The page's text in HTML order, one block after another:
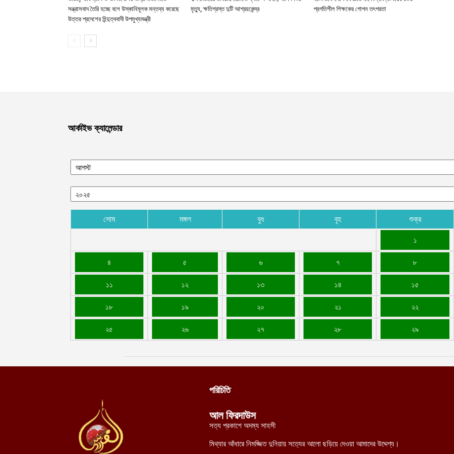
সন্ত্রাসবাদ তৈরি হচ্ছে বলে উস্কানিমূলক মন্তব্য করেছে
উত্তর প্রদেশের হিন্দুত্ববাদী উপমুখ্যমন্ত্রী
মৃত্যু, ক্ষতিগ্রস্ত দুটি আশ্রয়কেন্দ্র
প্রগতিশীল শিক্ষকের গোপন তৎপরতা
আর্কাইভ ক্যালেন্ডার
সোম মঙ্গল বুধ বৃহ শুক্র
১
৪ ৫ ৬ ৭ ৮
১১ ১২ ১৩ ১৪ ১৫
১৮ ১৯ ২০ ২১ ২২
২৫ ২৬ ২৭ ২৮ ২৯
পরিচিতি
আল ফিরদাউস
সত্য প্রকাশে অদম্য সাহসী
মিথ্যার আঁধারে নিমজ্জিত দুনিয়ায় সত্যের আলো ছড়িয়ে দেওয়া আমাদের উদ্দেশ্য।